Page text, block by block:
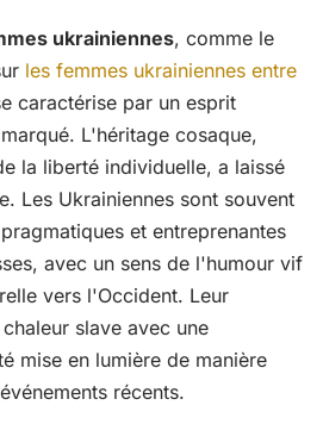
ukrainiennes, comme le
les femmes ukrainiennes entre
caractérise par un esprit
L'héritage cosaque,
la liberté individuelle, a laissé
Les Ukrainiennes sont souvent
et entreprenantes
avec un sens de l'humour vif
vers l'Occident. Leur
slave avec une
mise en lumière de manière
récents.